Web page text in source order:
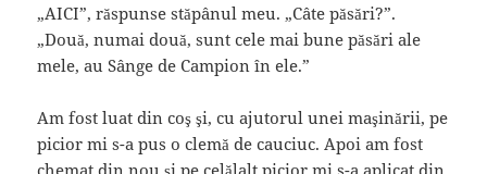
„AICI”, răspunse stăpânul meu. „Câte păsări?”.
„Două, numai două, sunt cele mai bune păsări ale
mele, au Sânge de Campion în ele.”
Am fost luat din coş şi, cu ajutorul unei maşinării, pe
picior mi s-a pus o clemă de cauciuc. Apoi am fost